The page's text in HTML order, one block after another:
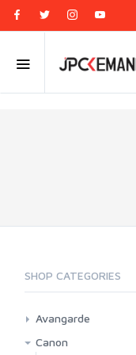
SHOP CATEGORIES
Avangarde
Point And Shoot
Canon